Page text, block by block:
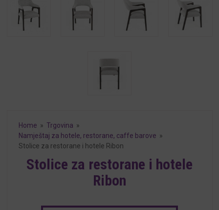
Home » Trgovina »
Namještaj za hotele, restorane, caffe barove »
Stolice za restorane i hotele Ribon
Stolice za restorane i hotele
Ribon